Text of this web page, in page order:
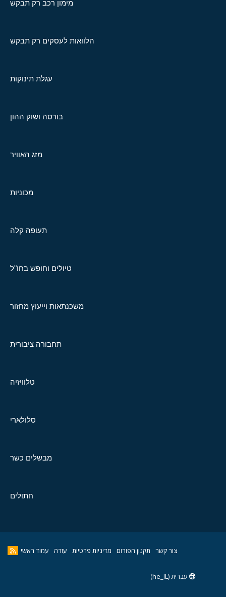
מימון רכב רק תבקש
הלוואות לעסקים רק תבקש
עגלת תינוקות
בורסה ושוק ההון
מזג האוויר
מכוניות
תעופה קלה
טיולים וחופש בחו"ל
משכנתאות וייעוץ מחזור
תחבורה ציבורית
טלוויזיה
סלולארי
מבשלים כשר
חתולים
צור קשר תקנון הפורום מדיניות פרטיות עזרה עמוד ראשי
עברית (he_IL)